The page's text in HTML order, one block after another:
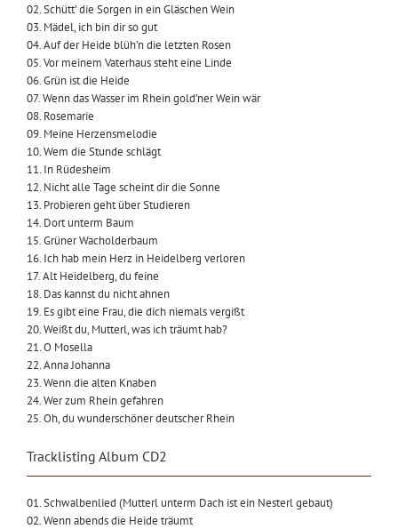
02. Schütt’ die Sorgen in ein Gläschen Wein
03. Mädel, ich bin dir so gut
04. Auf der Heide blüh’n die letzten Rosen
05. Vor meinem Vaterhaus steht eine Linde
06. Grün ist die Heide
07. Wenn das Wasser im Rhein gold’ner Wein wär
08. Rosemarie
09. Meine Herzensmelodie
10. Wem die Stunde schlägt
11. In Rüdesheim
12. Nicht alle Tage scheint dir die Sonne
13. Probieren geht über Studieren
14. Dort unterm Baum
15. Grüner Wacholderbaum
16. Ich hab mein Herz in Heidelberg verloren
17. Alt Heidelberg, du feine
18. Das kannst du nicht ahnen
19. Es gibt eine Frau, die dich niemals vergißt
20. Weißt du, Mutterl, was ich träumt hab?
21. O Mosella
22. Anna Johanna
23. Wenn die alten Knaben
24. Wer zum Rhein gefahren
25. Oh, du wunderschöner deutscher Rhein
Tracklisting Album CD2
01. Schwalbenlied (Mutterl unterm Dach ist ein Nesterl gebaut)
02. Wenn abends die Heide träumt